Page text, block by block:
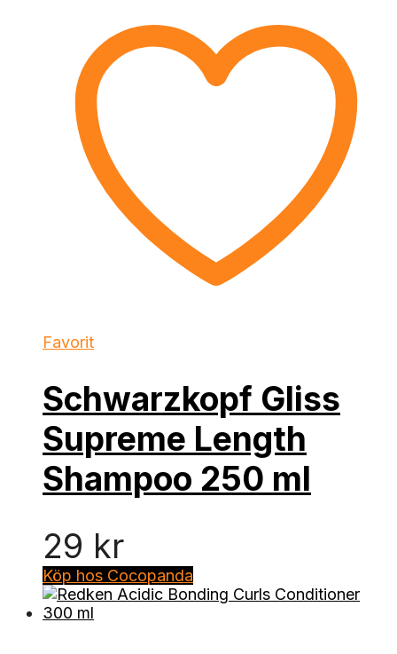
Favorit
Schwarzkopf Gliss
Supreme Length
Shampoo 250 ml
29 kr
Köp hos Cocopanda